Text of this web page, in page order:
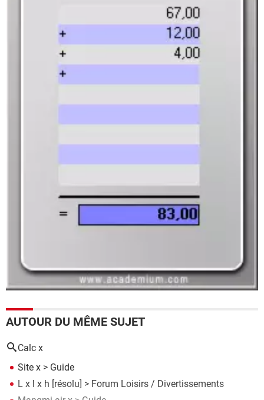
AUTOUR DU MÊME SUJET
Calc x
Site x > Guide
L x l x h [résolu] > Forum Loisirs / Divertissements